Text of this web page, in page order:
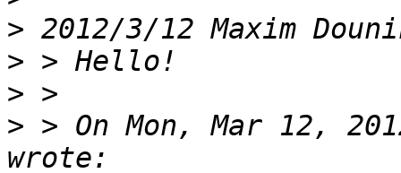
> 2012/3/12 Maxim
>
>
> > On Mon, Mar 12,